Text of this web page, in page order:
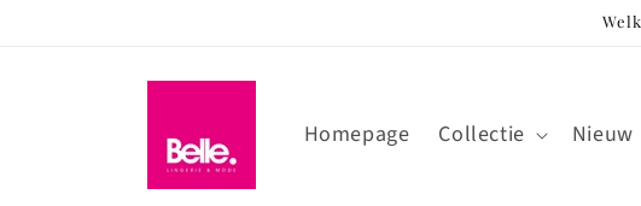
Homepage Collectie Nieuw